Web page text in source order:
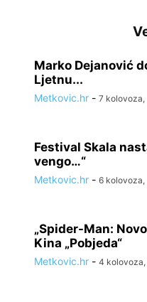
Marko Dejanović
Ljetnu...
Metkovic.hr - 7 kolovoza,
Festival Skala
vengo…“
Metkovic.hr - 6 kolovoza,
„Spider-Man:
Kina „Pobjeda“
Metkovic.hr - 4